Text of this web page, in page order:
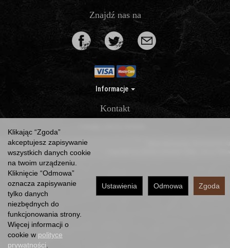
Znajdź nas na
Informacje
Kontakt
Klikając “Zgoda”
akceptujesz zapisywanie
wszystkich danych cookie
na twoim urządzeniu.
Kliknięcie “Odmowa”
oznacza zapisywanie
tylko danych
niezbędnych do
funkcjonowania strony.
Więcej informacji o
cookie w polityce
prywatności
Ustawienia Odmowa Zgoda